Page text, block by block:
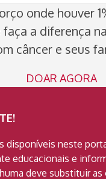
onde houver
a diferença
câncer e seus
DOAR AGORA
disponíveis neste
educacionais e
deve substituir as